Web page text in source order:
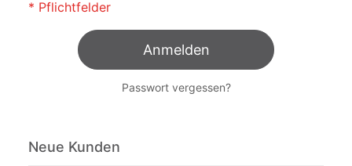
Anmelden
Passwort vergessen?
Neue Kunden